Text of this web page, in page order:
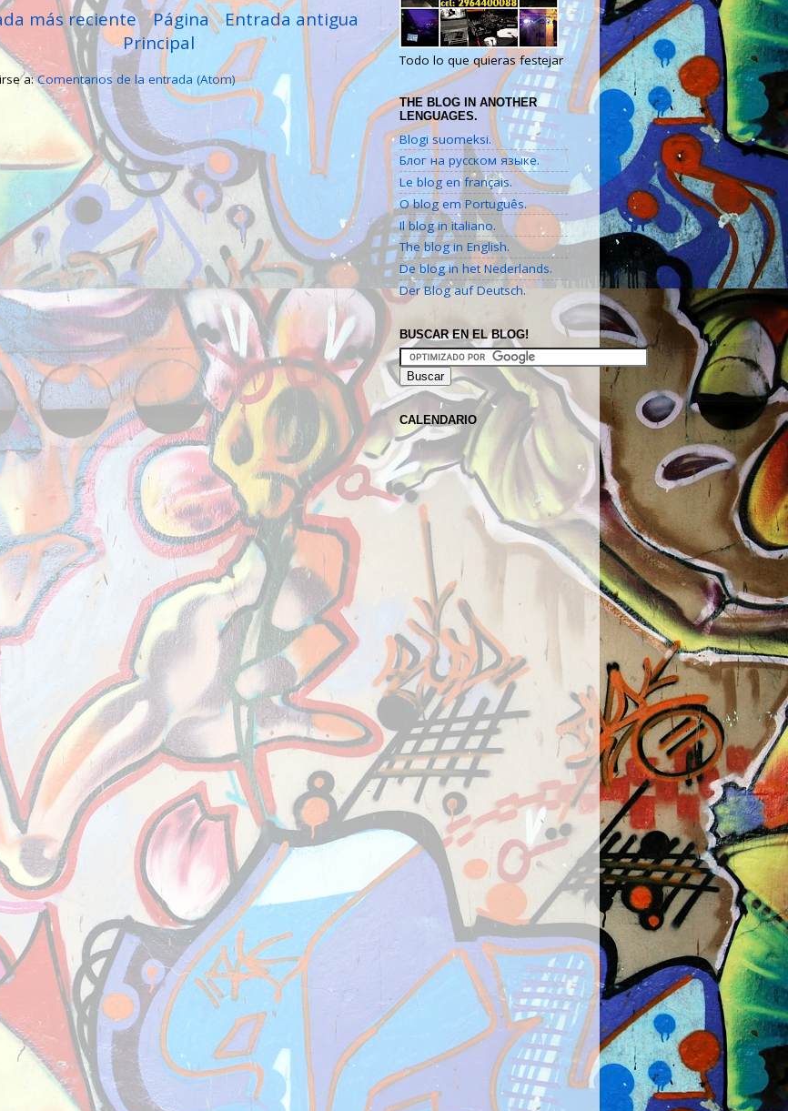
más reciente Entrada antigua
Página
Principal
a:Comentarios de la entrada (Atom)
Todo lo que quieras festejar
THE BLOG IN ANOTHER
LENGUAGES.
Blogi suomeksi.
Блог на русском языке.
Le blog en français.
O blog em Português.
Il blog in italiano.
The blog in English.
De blog in het Nederlands.
Der Blog auf Deutsch.
BUSCAR EN EL BLOG!
CALENDARIO